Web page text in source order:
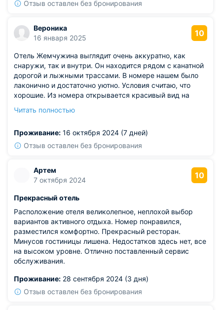
Из недостатков: телевизор почему-то постоянно
Отзыв оставлен без бронирования
Вероника
16 января 2025
10
Отель Жемчужина выглядит очень аккуратно, как
снаружи, так и внутри. Он находится рядом с канатной
дорогой и лыжными трассами. В номере нашем было
лаконично и достаточно уютно. Условия считаю, что
хорошие. Из номера открывается красивый вид на
А еще по вечерам устраивают интересные
понравилось. Такой отдых точно запоминается.
Читать полностью
Проживание: 16 октября 2024 (7 дней)
Отзыв оставлен без бронирования
Артем
7 октября 2024
10
Прекрасный отель
Расположение отеля великолепное, неплохой выбор
вариантов активного отдыха. Номер понравился,
разместился комфортно. Прекрасный ресторан.
Минусов гостиницы лишена. Недостатков здесь нет, все
на высоком уровне. Отлично поставленный сервис
обслуживания.
Проживание: 28 сентября 2024 (3 дня)
Отзыв оставлен без бронирования